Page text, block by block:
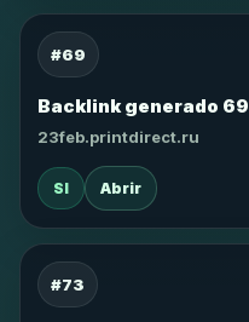
#69
Backlink generado 69
23feb.printdirect.ru
SI Abrir
#73